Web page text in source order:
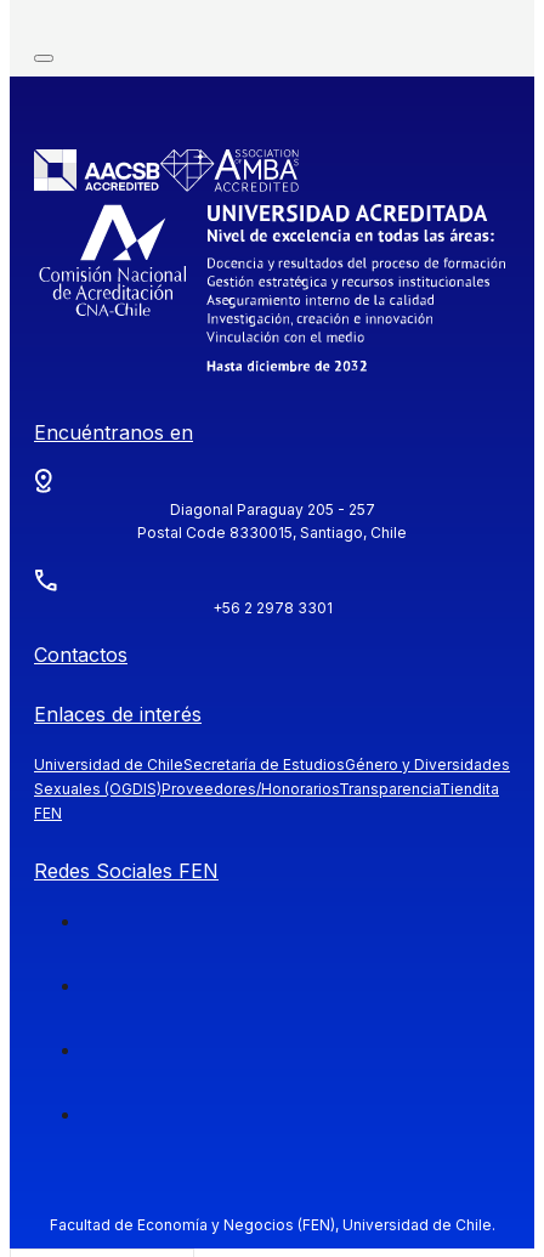
Encuéntranos en
Diagonal Paraguay 205 - 257
Postal Code 8330015, Santiago, Chile
+56 2 2978 3301
Contactos
Enlaces de interés
Universidad de ChileSecretaría de EstudiosGénero y Diversidades
Sexuales (OGDIS)Proveedores/HonorariosTransparenciaTiendita
FEN
Redes Sociales FEN
Facultad de Economía y Negocios (FEN), Universidad de Chile.